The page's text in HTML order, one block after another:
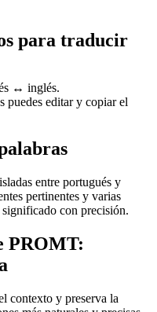
para traducir
↔ inglés.
puedes editar y copiar el
entre portugués y
pertinentes y varias
con precisión.
PROMT:
contexto y preserva la